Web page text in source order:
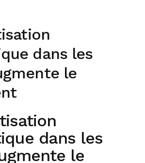
dans les
le
dans les
le